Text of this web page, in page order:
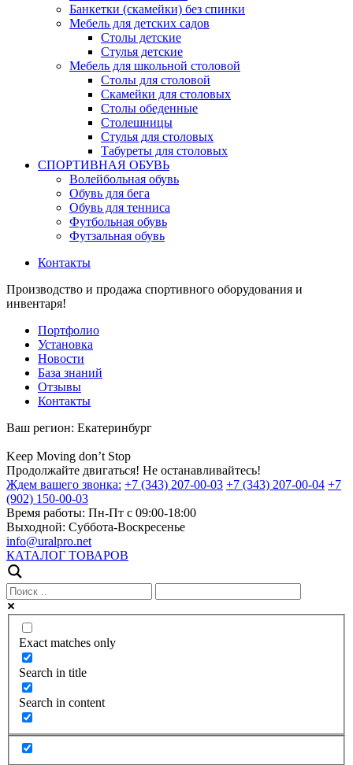
Банкетки (скамейки) без спинки
Мебель для детских садов
Столы детские
Стулья детские
Мебель для школьной столовой
Столы для столовой
Скамейки для столовых
Столы обеденные
Столешницы
Стулья для столовых
Табуреты для столовых
СПОРТИВНАЯ ОБУВЬ
Волейбольная обувь
Обувь для бега
Обувь для тенниса
Футбольная обувь
Футзальная обувь
Контакты
Производство и продажа спортивного оборудования и
инвентаря!
Портфолио
Установка
Новости
База знаний
Отзывы
Контакты
Ваш регион: Екатеринбург
Keep Moving don’t Stop
Продолжайте двигаться! Не останавливайтесь!
Ждем вашего звонка: +7 (343) 207-00-03 +7 (343) 207-00-04 +7
(902) 150-00-03
Время работы: Пн-Пт с 09:00-18:00
Выходной: Суббота-Воскресенье
info@uralpro.net
КАТАЛОГ ТОВАРОВ
Exact matches only
Search in title
Search in content